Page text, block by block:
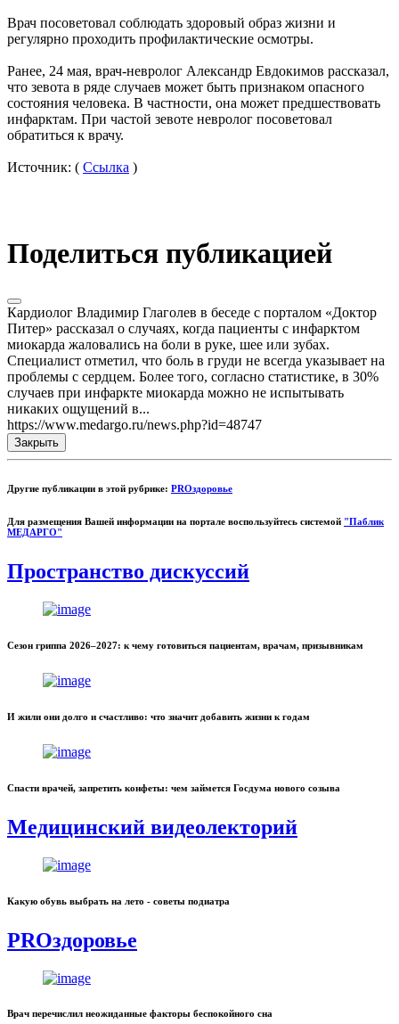
Врач посоветовал соблюдать здоровый образ жизни и
регулярно проходить профилактические осмотры.
Ранее, 24 мая, врач-невролог Александр Евдокимов рассказал,
что зевота в ряде случаев может быть признаком опасного
состояния человека. В частности, она может предшествовать
инфарктам. При частой зевоте невролог посоветовал
обратиться к врачу.
Источник: ( Ссылка )
Поделиться публикацией
Кардиолог Владимир Глаголев в беседе с порталом «Доктор
Питер» рассказал о случаях, когда пациенты с инфарктом
миокарда жаловались на боли в руке, шее или зубах.
Специалист отметил, что боль в груди не всегда указывает на
проблемы с сердцем. Более того, согласно статистике, в 30%
случаев при инфаркте миокарда можно не испытывать
никаких ощущений в...
https://www.medargo.ru/news.php?id=48747
Закрыть
Другие публикации в этой рубрике: PROздоровье
Для размещения Вашей информации на портале воспользуйтесь системой "Паблик
МЕДАРГО"
Пространство дискуссий
Сезон гриппа 2026–2027: к чему готовиться пациентам, врачам, призывникам
И жили они долго и счастливо: что значит добавить жизни к годам
Спасти врачей, запретить конфеты: чем займется Госдума нового созыва
Медицинский видеолекторий
Какую обувь выбрать на лето - советы подиатра
PROздоровье
Врач перечислил неожиданные факторы беспокойного сна